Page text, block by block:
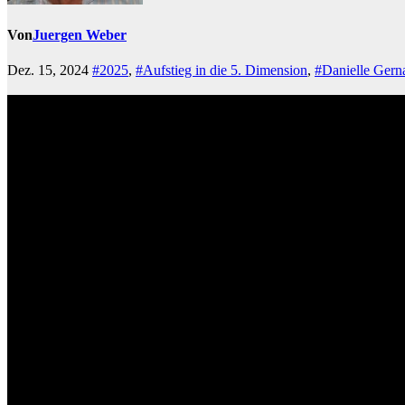
VonJuergen Weber
Dez. 15, 2024 #2025, #Aufstieg in die 5. Dimension, #Danielle